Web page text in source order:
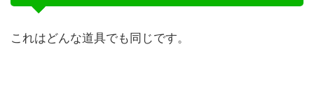
これはどんな道具でも同じです。